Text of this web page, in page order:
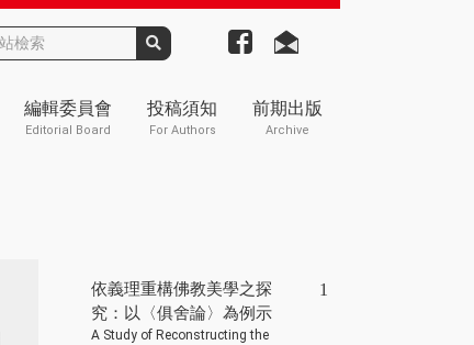
編輯委員會
Editorial Board
投稿須知
For Authors
前期出版
Archive
依義理重構佛教美學之探
究：以〈俱舍論〉為例示
A Study of Reconstructing the
1